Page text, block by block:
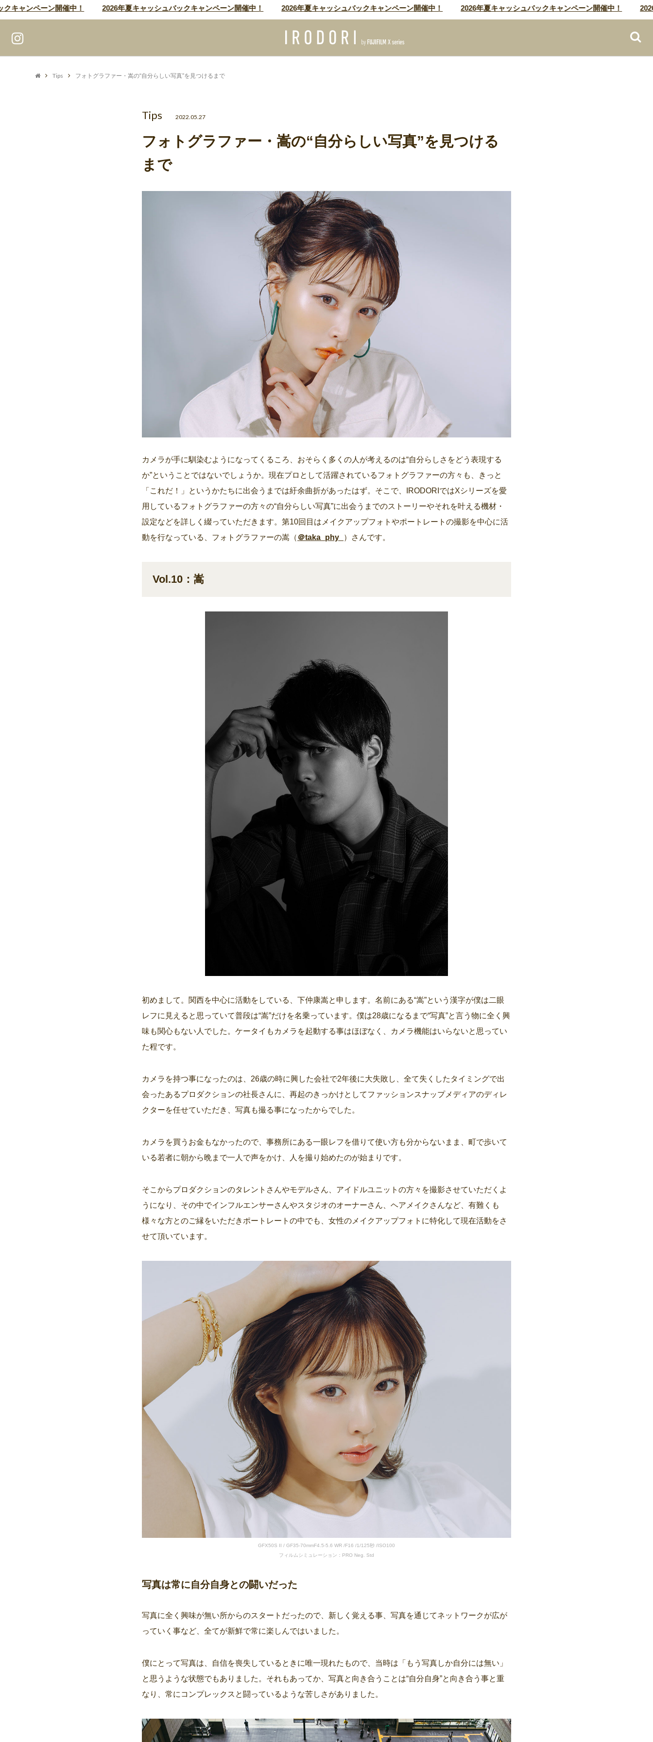
ャンペーン開催中！ 2026年夏キャッシュバックキャンペーン開催中！ 2026年夏キャッシュバックキャンペーン開催中！ 2026年夏キャッシュバックキャンペーン開催中！ 2026
Tips フォトグラファー・嵩の“自分らしい写真”を見つけるまで
Tips 2022.05.27
フォトグラファー・嵩の“自分らしい写真”を見つける
まで
カメラが手に馴染むようになってくるころ、おそらく多くの人が考えるのは“自分らしさをどう表現する
か”ということではないでしょうか。現在プロとして活躍されているフォトグラファーの方々も、きっと
「これだ！」というかたちに出会うまでは紆余曲折があったはず。そこで、IRODORIではXシリーズを愛
用しているフォトグラファーの方々の“自分らしい写真”に出会うまでのストーリーやそれを叶える機材・
設定などを詳しく綴っていただきます。第10回目はメイクアップフォトやポートレートの撮影を中心に活
動を行なっている、フォトグラファーの嵩（ ＠taka_phy_ ）さんです。
Vol.10：嵩
初めまして。関西を中心に活動をしている、下仲康嵩と申します。名前にある“嵩”という漢字が僕は二眼
レフに見えると思っていて普段は“嵩”だけを名乗っています。僕は28歳になるまで“写真”と言う物に全く興
味も関心もない人でした。ケータイもカメラを起動する事はほぼなく、カメラ機能はいらないと思ってい
た程です。
カメラを持つ事になったのは、26歳の時に興した会社で2年後に大失敗し、全て失くしたタイミングで出
会ったあるプロダクションの社長さんに、再起のきっかけとしてファッションスナップメディアのディレ
クターを任せていただき、写真も撮る事になったからでした。
カメラを買うお金もなかったので、事務所にある一眼レフを借りて使い方も分からないまま、町で歩いて
いる若者に朝から晩まで一人で声をかけ、人を撮り始めたのが始まりです。
そこからプロダクションのタレントさんやモデルさん、アイドルユニットの方々を撮影させていただくよ
うになり、その中でインフルエンサーさんやスタジオのオーナーさん、ヘアメイクさんなど、有難くも
様々な方とのご縁をいただきポートレートの中でも、女性のメイクアップフォトに特化して現在活動をさ
せて頂いています。
GFX50S II / GF35-70mmF4.5-5.6 WR /F16 /1/125秒 /ISO100
フィルムシミュレーション：PRO Neg. Std
写真は常に自分自身との闘いだった
写真に全く興味が無い所からのスタートだったので、新しく覚える事、写真を通じてネットワークが広が
っていく事など、全てが新鮮で常に楽しんではいました。
僕にとって写真は、自信を喪失しているときに唯一現れたもので、当時は「もう写真しか自分には無い」
と思うような状態でもありました。それもあってか、写真と向き合うことは“自分自身”と向き合う事と重
なり、常にコンプレックスと闘っているような苦しさがありました。